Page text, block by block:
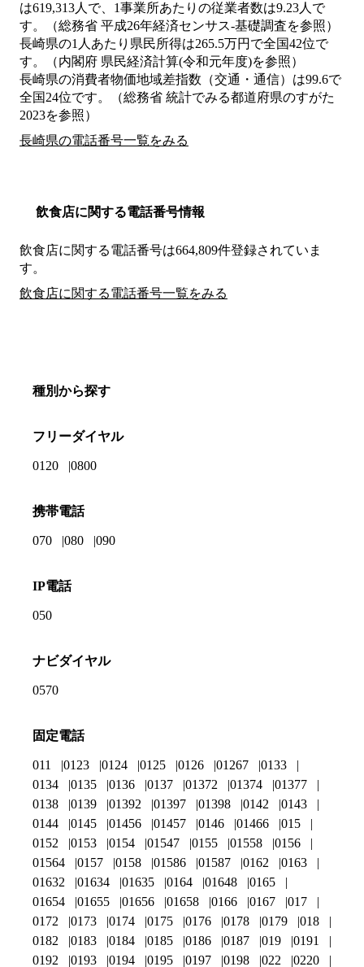
は619,313人で、1事業所あたりの従業者数は9.23人で
す。（総務省 平成26年経済センサス‐基礎調査を参照）
長崎県の1人あたり県民所得は265.5万円で全国42位で
す。（内閣府 県民経済計算(令和元年度)を参照）
長崎県の消費者物価地域差指数（交通・通信）は99.6で
全国24位です。（総務省 統計でみる都道府県のすがた
2023を参照）
長崎県の電話番号一覧をみる
飲食店に関する電話番号情報
飲食店に関する電話番号は664,809件登録されていま
す。
飲食店に関する電話番号一覧をみる
種別から探す
フリーダイヤル
0120 0800
携帯電話
070 080 090
IP電話
050
ナビダイヤル
0570
固定電話
011 0123 0124 0125 0126 01267
0133
0134
0135 0136 0137 01372 01374
01377
0138
0139 01392 01397 01398 0142
0143
0144
0145 01456 01457 0146 01466
015
0152
0153 0154 01547 0155 01558
0156
01564
0157 0158 01586 01587 0162
0163
01632
01634 01635 0164 01648
0165
01654
01655 01656 01658 0166 0167
017
0172
0173 0174 0175 0176 0178 0179
018
0182
0183 0184 0185 0186 0187 019
0191
0192
0193 0194 0195 0197 0198 022 0220